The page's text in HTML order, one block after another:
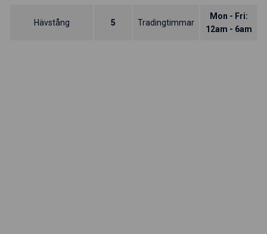
Hävstång 5 Tradingtimmar
Mon - Fri:
12am - 6am